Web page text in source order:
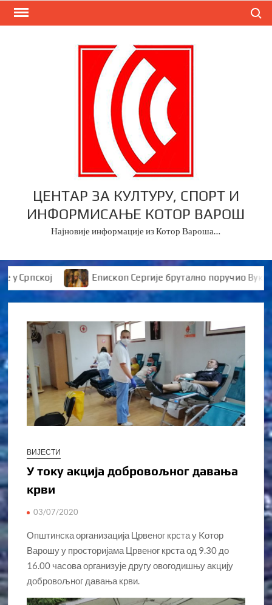
Skip
ЦЕНТАР ЗА КУЛТУРУ, СПОРТ И
ИНФОРМИСАЊЕ КОТОР ВАРОШ
Најновије информације из Котор Вароша…
Епископ Сергије брутално поручио
ВИЈЕСТИ
У току акција добровољног давања
крви
03/07/2020
Општинска организација Црвеног крста у Kотор
Варошу у просторијама Црвеног крста од 9.30 до
16.00 часова организује другу овогодишњу акцију
добровољног давања крви.